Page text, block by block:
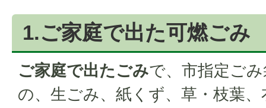
1.ご家庭で出た可燃ごみ
ご家庭で出たごみで、市指定ご
の、生ごみ、紙くず、草・枝葉